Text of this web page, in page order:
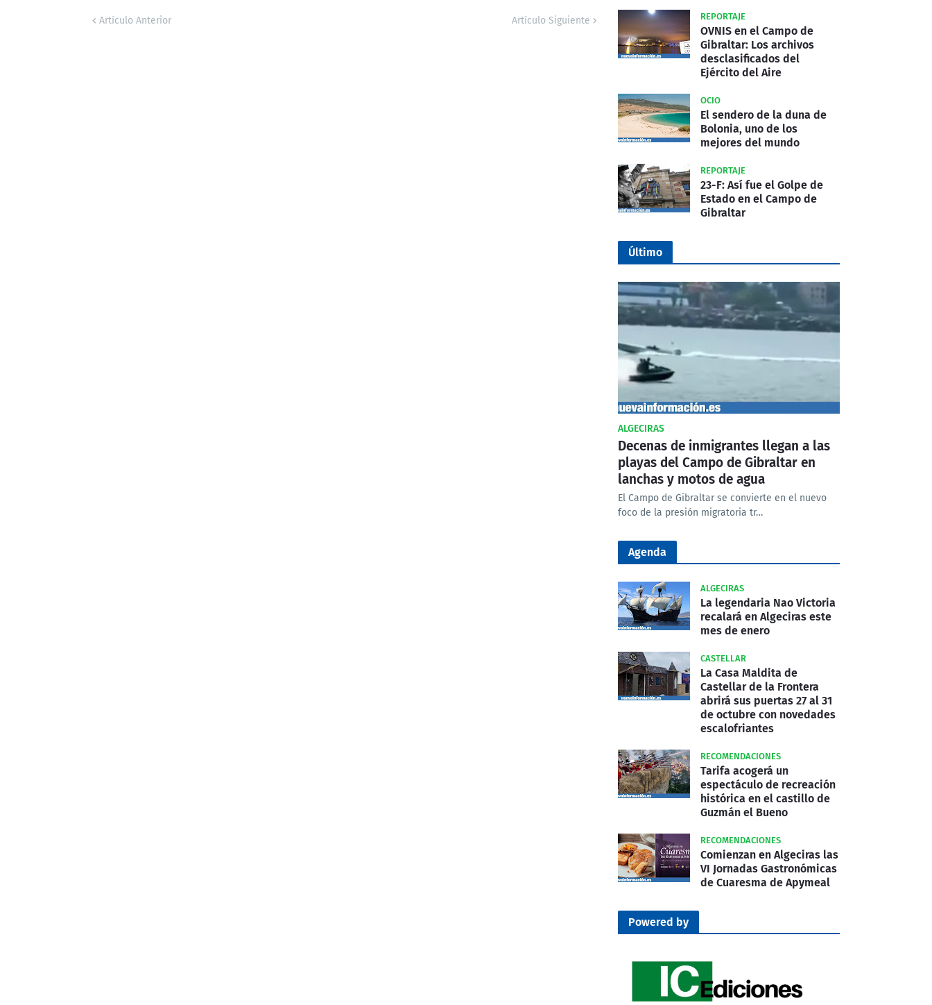
Artículo Anterior Artículo Siguiente REPORTAJE
OVNIS en el Campo de
Gibraltar: Los archivos
desclasificados del
Ejército del Aire
OCIO
El sendero de la duna de
Bolonia, uno de los
mejores del mundo
REPORTAJE
23-F: Así fue el Golpe de
Estado en el Campo de
Gibraltar
Último
ALGECIRAS
Decenas de inmigrantes llegan a las
playas del Campo de Gibraltar en
lanchas y motos de agua
El Campo de Gibraltar se convierte en el nuevo
foco de la presión migratoria tr…
Agenda
ALGECIRAS
La legendaria Nao Victoria
recalará en Algeciras este
mes de enero
CASTELLAR
La Casa Maldita de
Castellar de la Frontera
abrirá sus puertas 27 al 31
de octubre con novedades
escalofriantes
RECOMENDACIONES
Tarifa acogerá un
espectáculo de recreación
histórica en el castillo de
Guzmán el Bueno
RECOMENDACIONES
Comienzan en Algeciras las
VI Jornadas Gastronómicas
de Cuaresma de Apymeal
Powered by